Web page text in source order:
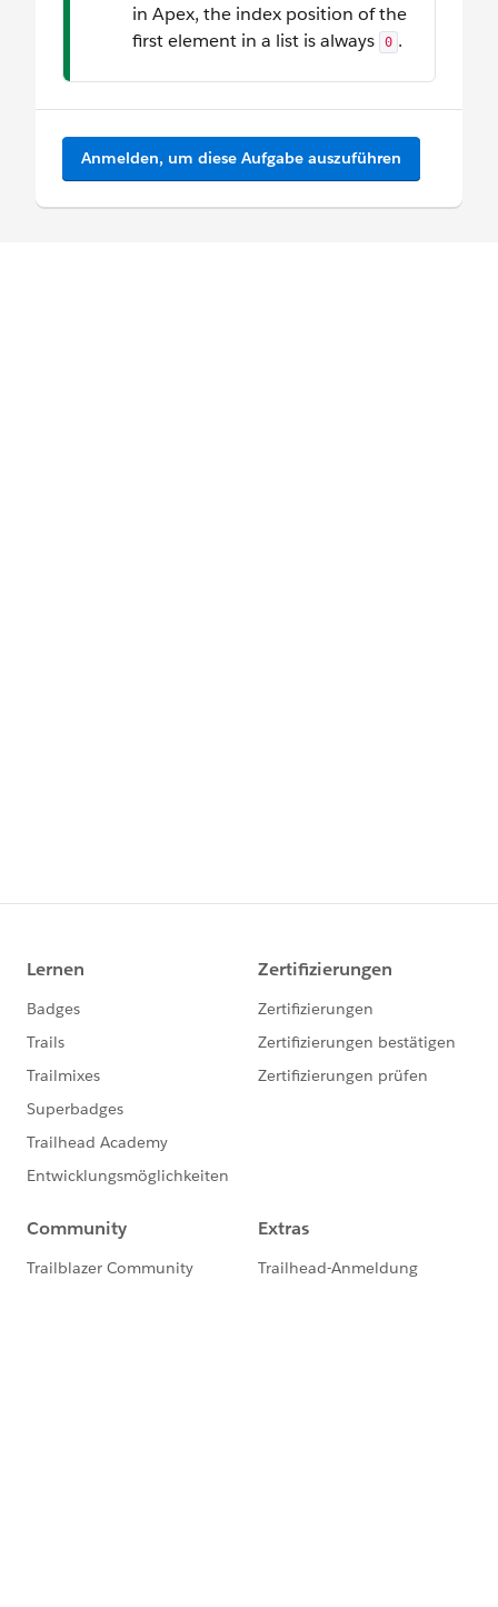
in Apex, the index position of the
first element in a list is always
0 .
Anmelden, um diese Aufgabe auszuführen